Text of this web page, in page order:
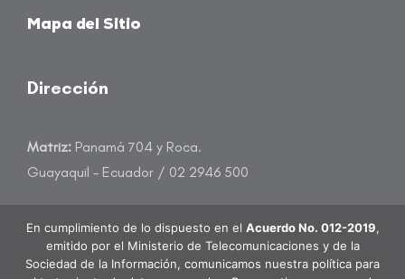
Mapa del Sitio
Dirección
Matriz: Panamá 704 y Roca.
Guayaquil – Ecuador / 02 2946 500
atencioncliente@banecuador.fin.ec
En cumplimiento de lo dispuesto en el Acuerdo No. 012-2019,
emitido por el Ministerio de Telecomunicaciones y de la
Sociedad de la Información, comunicamos nuestra política para